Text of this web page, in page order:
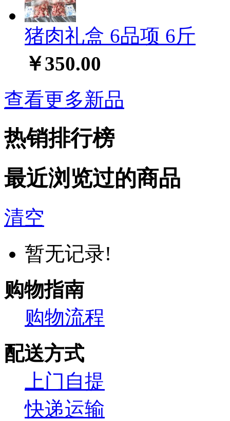
猪肉礼盒 6品项 6斤
￥350.00
查看更多新品
热销排行榜
最近浏览过的商品
清空
暂无记录!
购物指南
购物流程
配送方式
上门自提
快递运输